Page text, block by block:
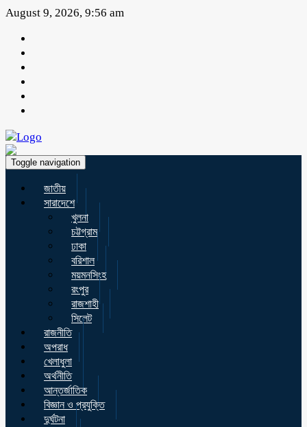
August 9, 2026, 9:56 am
Toggle navigation
জাতীয়
সারাদেশে
খুলনা
চট্টগ্রাম
ঢাকা
বরিশাল
ময়মনসিংহ
রংপুর
রাজশাহী
সিলেট
রাজনীতি
অপরাধ
খেলাধুলা
অর্থনীতি
আন্তর্জাতিক
বিজ্ঞান ও প্রযুক্তি
দুর্ঘটনা